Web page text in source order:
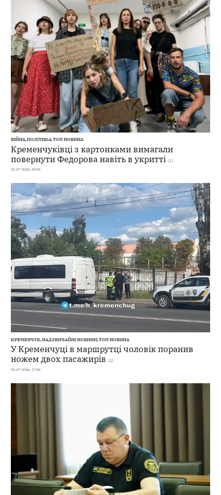
ВІЙНА,ПОЛІТИКА,ТОП НОВИНА
Кременчуківці з картонками вимагали
повернути Федорова навіть в укритті (1)
25-07-2026, 20:02
КРЕМЕНЧУК,НАДЗВИЧАЙНІ НОВИНИ,ТОП НОВИНА
У Кременчуці в маршрутці чоловік поранив
ножем двох пасажирів (1)
30-07-2026, 17:06